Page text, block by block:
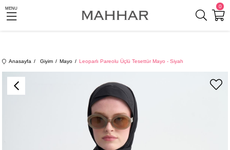
0
MENU
Anasayfa Giyim Mayo Leoparlı Pareolu Üçlü Tesettür Mayo - Siyah